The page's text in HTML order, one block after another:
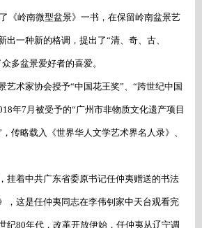
《岭南微型盆景》一书，在保留岭南盆景艺
出一种新的格调，提出了“清、奇、古、
多盆景爱好者的喜爱。
艺术家协会授予“中国花王奖”、“跨世纪中国
年7月被受予的“广州市非物质文化遗产项目
传略载入《世界华人文学艺术界名人录》、
挂着中共广东省委原书记任仲夷赠送的书法
，这是任仲夷同志在李伟钊家中天台观看完
纪80年代，改革开放伊始，任仲夷从辽宁调